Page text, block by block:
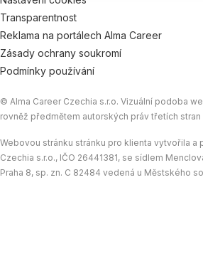
Transparentnost
Reklama na portálech Alma Career
Zásady ochrany soukromí
Podmínky používání
© Alma Career Czechia s.r.o. Vizuální podoba
rovněž předmětem autorských práv třetích stran
Webovou stránku stránku pro klienta vytvořila a
Czechia s.r.o., IČO 26441381, se sídlem
Praha 8, sp. zn. C 82484 vedená u Městského